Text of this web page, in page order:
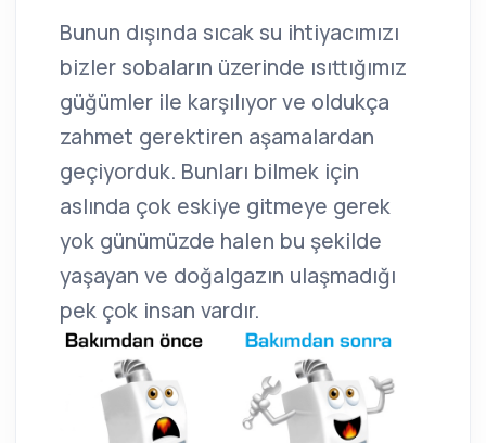
Bunun dışında sıcak su ihtiyacımızı
bizler sobaların üzerinde ısıttığımız
güğümler ile karşılıyor ve oldukça
zahmet gerektiren aşamalardan
geçiyorduk. Bunları bilmek için
aslında çok eskiye gitmeye gerek
yok günümüzde halen bu şekilde
yaşayan ve doğalgazın ulaşmadığı
pek çok insan vardır.